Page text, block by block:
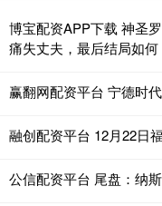
博宝配资APP下载 神圣
痛失丈夫，最后结局如何
赢翻网配资平台 宁德时
融创配资平台 12月22日
公信配资平台 尾盘：纳